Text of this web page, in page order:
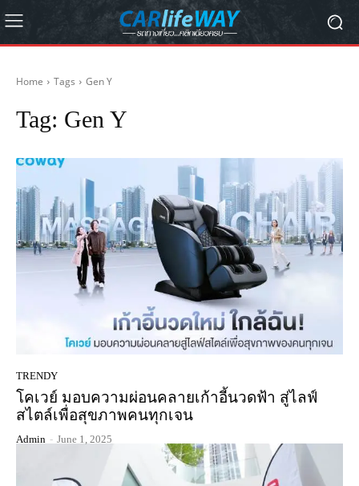
Home Tags Gen Y
Tag: Gen Y
TRENDY
โคเวย์ มอบความผ่อนคลายเก้าอี้นวดฟ้า สู่ไลฟ์
สไตล์เพื่อสุขภาพคนทุกเจน
Admin - June 1, 2025